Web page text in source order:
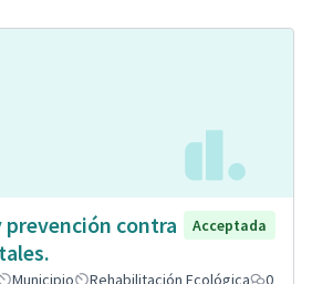
contra
Acceptada
Municipio Rehabilitación Ecológica
0